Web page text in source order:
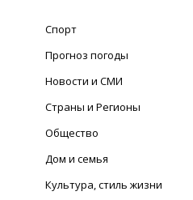
Спорт
Прогноз погоды
Новости и СМИ
Страны и Регионы
Общество
Дом и семья
Культура, стиль жизни